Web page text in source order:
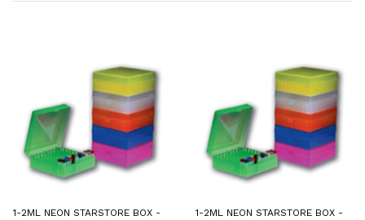
1-2ML NEON STARSTORE BOX -
1-2ML NEON STARSTORE BOX -